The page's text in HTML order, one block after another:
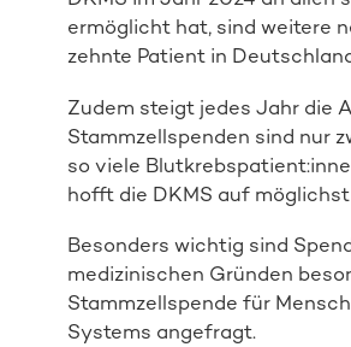
ermöglicht hat, sind weitere
zehnte Patient in
Zudem steigt jedes Jahr die
Stammzellspenden sind nur
so viele
hofft die DKMS auf
Besonders wichtig sind
medizinischen Gründen
Stammzellspende für
Systems angefragt.